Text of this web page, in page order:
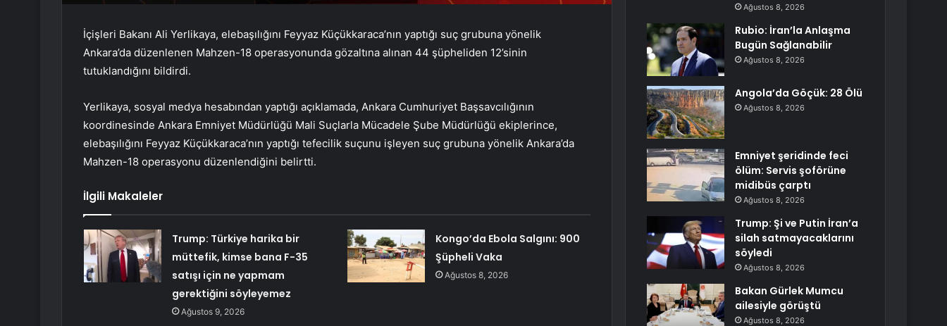
İçişleri Bakanı Ali Yerlikaya, elebaşılığını Feyyaz Küçükkaraca’nın yaptığı suç grubuna yönelik
Ankara’da düzenlenen Mahzen-18 operasyonunda gözaltına alınan 44 şüpheliden 12’sinin
tutuklandığını bildirdi.
Yerlikaya, sosyal medya hesabından yaptığı açıklamada, Ankara Cumhuriyet Başsavcılığının
koordinesinde Ankara Emniyet Müdürlüğü Mali Suçlarla Mücadele Şube Müdürlüğü ekiplerince,
elebaşılığını Feyyaz Küçükkaraca’nın yaptığı tefecilik suçunu işleyen suç grubuna yönelik Ankara’da
Mahzen-18 operasyonu düzenlendiğini belirtti.
İlgili Makaleler
Trump: Türkiye harika bir
müttefik, kimse bana F-35
satışı için ne yapmam
gerektiğini söyleyemez
Ağustos 9, 2026
Kongo’da Ebola Salgını: 900
Şüpheli Vaka
Ağustos 8, 2026
Ağustos 8, 2026
Rubio: İran’la Anlaşma
Bugün Sağlanabilir
Ağustos 8, 2026
Angola’da Göçük: 28 Ölü
Ağustos 8, 2026
Emniyet şeridinde feci
ölüm: Servis şoförüne
midibüs çarptı
Ağustos 8, 2026
Trump: Şi ve Putin İran’a
silah satmayacaklarını
söyledi
Ağustos 8, 2026
Bakan Gürlek Mumcu
ailesiyle görüştü
Ağustos 8, 2026